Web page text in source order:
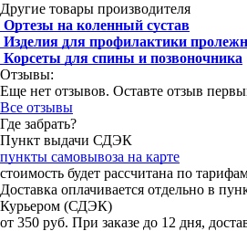
Другие товары производителя
Ортезы на коленный сустав
Изделия для профилактики
Корсеты для спины и позвоночника
Отзывы:
Еще нет отзывов. Оставте отзыв
Все отзывы
Где забрать?
Пункт выдачи СДЭК
пункты самовывоза на карте
стоимость будет рассчитана по
Доставка оплачивается отдельно в
Курьером (СДЭК)
от 350 руб. При заказе до 12 дня,